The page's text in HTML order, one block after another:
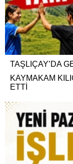
TAŞLIÇAY’DA
KAYMAKAM
ETTİ